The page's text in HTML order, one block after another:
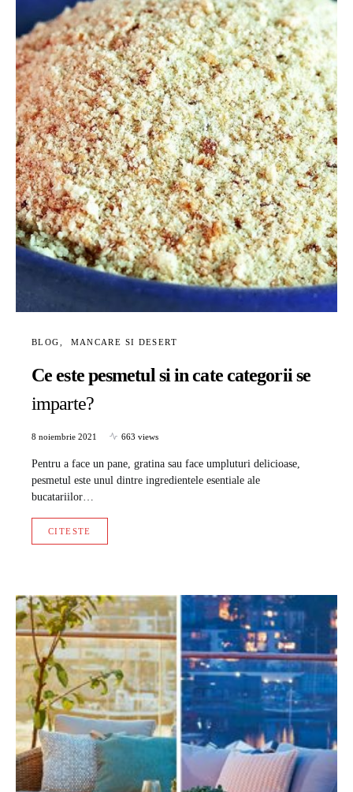
BLOG MANCARE SI DESERT
Ce este pesmetul si in cate categorii se
imparte?
8 noiembrie 2021 663 views
Pentru a face un pane, gratina sau face umpluturi delicioase,
pesmetul este unul dintre ingredientele esentiale ale
bucatariilor…
CITESTE